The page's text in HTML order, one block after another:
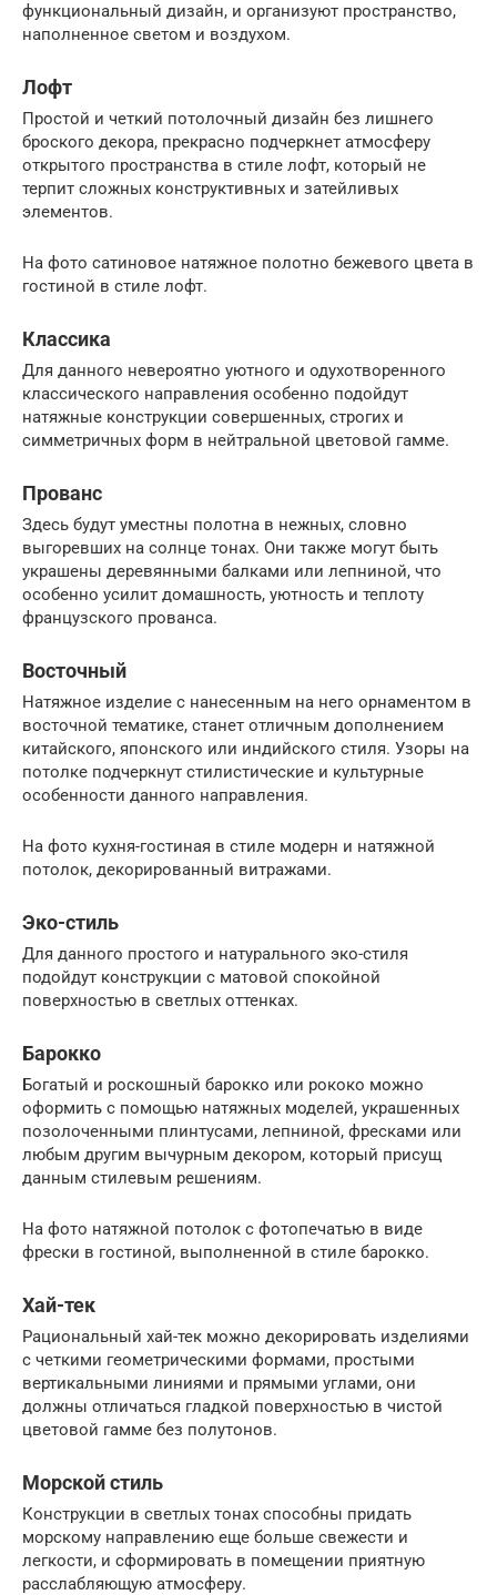
функциональный дизайн, и организуют пространство,
наполненное светом и воздухом.
Лофт
Простой и четкий потолочный дизайн без лишнего
броского декора, прекрасно подчеркнет атмосферу
открытого пространства в стиле лофт, который не
терпит сложных конструктивных и затейливых
элементов.
На фото сатиновое натяжное полотно бежевого цвета в
гостиной в стиле лофт.
Классика
Для данного невероятно уютного и одухотворенного
классического направления особенно подойдут
натяжные конструкции совершенных, строгих и
симметричных форм в нейтральной цветовой гамме.
Прованс
Здесь будут уместны полотна в нежных, словно
выгоревших на солнце тонах. Они также могут быть
украшены деревянными балками или лепниной, что
особенно усилит домашность, уютность и теплоту
французского прованса.
Восточный
Натяжное изделие с нанесенным на него орнаментом в
восточной тематике, станет отличным дополнением
китайского, японского или индийского стиля. Узоры на
потолке подчеркнут стилистические и культурные
особенности данного направления.
На фото кухня-гостиная в стиле модерн и натяжной
потолок, декорированный витражами.
Эко-стиль
Для данного простого и натурального эко-стиля
подойдут конструкции с матовой спокойной
поверхностью в светлых оттенках.
Барокко
Богатый и роскошный барокко или рококо можно
оформить с помощью натяжных моделей, украшенных
позолоченными плинтусами, лепниной, фресками или
любым другим вычурным декором, который присущ
данным стилевым решениям.
На фото натяжной потолок с фотопечатью в виде
фрески в гостиной, выполненной в стиле барокко.
Хай-тек
Рациональный хай-тек можно декорировать изделиями
с четкими геометрическими формами, простыми
вертикальными линиями и прямыми углами, они
должны отличаться гладкой поверхностью в чистой
цветовой гамме без полутонов.
Морской стиль
Конструкции в светлых тонах способны придать
морскому направлению еще больше свежести и
легкости, и сформировать в помещении приятную
расслабляющую атмосферу.